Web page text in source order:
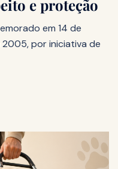
e proteção
em 14 de
por iniciativa de